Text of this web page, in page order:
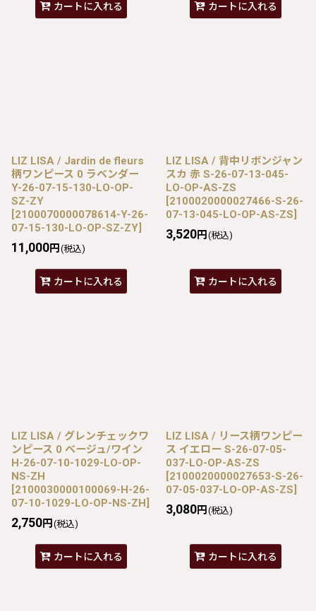
カートに入れる カートに入れる
LIZ LISA / Jardin de fleurs
柄ワンピース 0 ラベンダー
Y-26-07-15-130-LO-OP-
SZ-ZY
[2100070000078614-Y-26-
07-15-130-LO-OP-SZ-ZY]
11,000円 (税込)
カートに入れる
LIZ LISA / 背中リボンジャン
スカ 赤 S-26-07-13-045-
LO-OP-AS-ZS
[2100020000027466-S-26-
07-13-045-LO-OP-AS-ZS]
3,520円 (税込)
カートに入れる
LIZ LISA / グレンチェックワ
ンピース 0 ベージュ/ワイン
H-26-07-10-1029-LO-OP-
NS-ZH
[2100030000100069-H-26-
07-10-1029-LO-OP-NS-ZH]
2,750円 (税込)
カートに入れる
LIZ LISA / リース柄ワンピー
ス イエロー S-26-07-05-
037-LO-OP-AS-ZS
[2100020000027653-S-26-
07-05-037-LO-OP-AS-ZS]
3,080円 (税込)
カートに入れる